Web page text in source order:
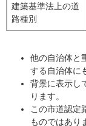
建築基準法上の道
路種別
他の自治体と
する自治体に
背景に表示し
ります。
この市道認定
ものではあり